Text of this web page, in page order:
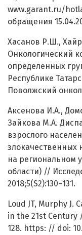
www.garant.ru/
обращения
Хасанов Р.Ш.,
Онкологический
определенных
Республике
Поволжский
Аксенова И.А.,
Зайкова М.А.
взрослого
злокачественных
на региональном
области) //
2018;5(S2):130–131.
Loud JT, Murphy J.
in the 21st Century
128. https: // doi: